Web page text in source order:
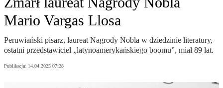
Mario Vargas Llosa
Peruwiański pisarz, laureat Nagrody Nobla w dziedzinie literatury,
ostatni przedstawiciel „latynoamerykańskiego boomu”, miał 89 lat.
Publikacja: 14.04.2025 07:28